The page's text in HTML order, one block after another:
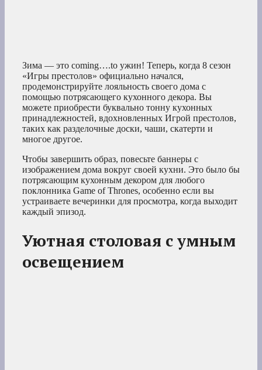
Зима — это coming….to ужин! Теперь, когда 8 сезон
«Игры престолов» официально начался,
продемонстрируйте лояльность своего дома с
помощью потрясающего кухонного декора. Вы
можете приобрести буквально тонну кухонных
принадлежностей, вдохновленных Игрой престолов,
таких как разделочные доски, чаши, скатерти и
многое другое.
Чтобы завершить образ, повесьте баннеры с
изображением дома вокруг своей кухни. Это было бы
потрясающим кухонным декором для любого
поклонника Game of Thrones, особенно если вы
устраиваете вечеринки для просмотра, когда выходит
каждый эпизод.
Уютная столовая с умным
освещением